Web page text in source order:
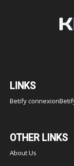
LINKS
Betify connexion
OTHER LINKS
About Us